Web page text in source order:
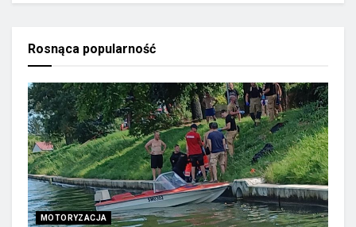
Rosnąca popularność
MOTORYZACJA